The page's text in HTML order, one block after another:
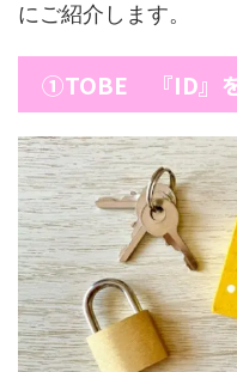
にご紹介します。
①TOBE 『ID』